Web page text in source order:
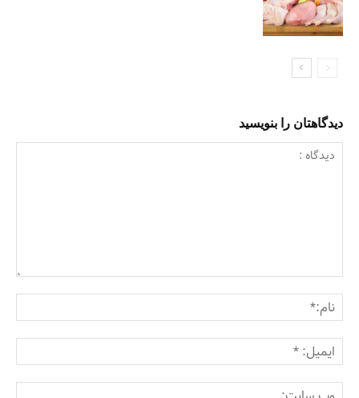
دیدگاهتان را بنویسید